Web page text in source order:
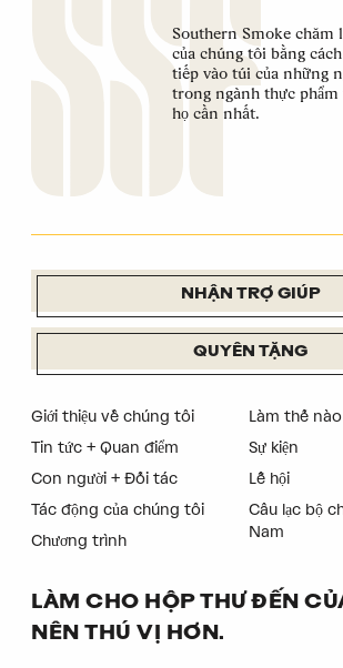
Southern Smoke chăm
của chúng tôi bằng
tiếp vào túi của những
trong ngành thực phẩm
họ cần nhất.
NHẬN TRỢ GIÚP
QUYÊN TẶNG
Giới thiệu về chúng tôi
Tin tức + Quan điểm
Con người + Đối tác
Tác động của chúng tôi
Chương trình
Làm thế
Sự kiện
Lễ hội
Câu lạc bộ
Nam
LÀM CHO HỘP THƯ ĐẾN
NÊN THÚ VỊ HƠN.